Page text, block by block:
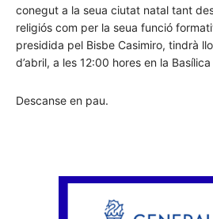
conegut a la seua ciutat natal tant
religiós com per la seua funció
presidida pel Bisbe Casimiro, tindrà
d’abril, a les 12:00 hores en la
Descanse en pau.